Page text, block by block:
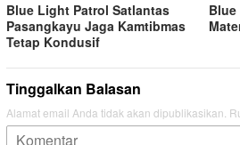
Blue Light Patrol Satlantas
Pasangkayu Jaga Kamtibmas
Tetap Kondusif
Tinggalkan Balasan
Alamat email Anda tidak akan dipublikasikan.